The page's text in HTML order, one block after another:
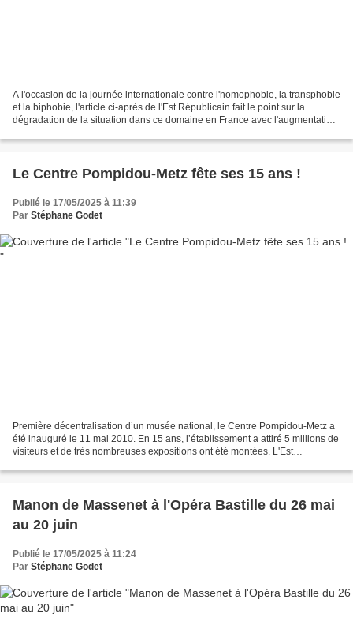
A l'occasion de la journée internationale contre l'homophobie, la transphobie
et la biphobie, l'article ci-après de l'Est Républicain fait le point sur la
dégradation de la situation dans ce domaine en France avec l'augmentation
Le Centre Pompidou-Metz fête ses 15 ans !
Publié le 17/05/2025 à 11:39
Par Stéphane Godet
Première décentralisation d’un musée national, le Centre Pompidou-Metz a
été inauguré le 11 mai 2010. En 15 ans, l’établissement a attiré 5 millions de
visiteurs et de très nombreuses expositions ont été montées. L'Est
Manon de Massenet à l'Opéra Bastille du 26 mai
au 20 juin
Publié le 17/05/2025 à 11:24
Par Stéphane Godet